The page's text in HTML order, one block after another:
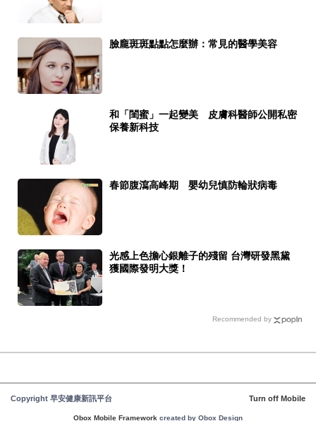
臉龐斑斑點點怎麼辦：常見的醫學美容
和「閨蜜」一起變美 皮膚科醫師公開私密
保養新科技
春節腹瀉高峰期 嬰幼兒慎防輪狀病毒
光感上色擔心銀離子的殘留 台灣研發黑黛
獲國際發明大獎！
Recommended by
Copyright 早安健康新訊平台 Turn off Mobile
Obox Mobile Framework created by Obox Design